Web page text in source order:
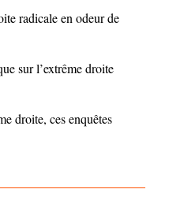
radicale en odeur de
sur l’extrême droite
droite, ces enquêtes